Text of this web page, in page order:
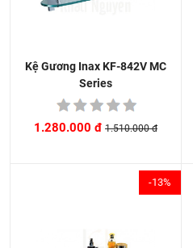
Kệ Gương Inax KF-842V MC
Series
1.280.000 đ 1.510.000 đ
-13%